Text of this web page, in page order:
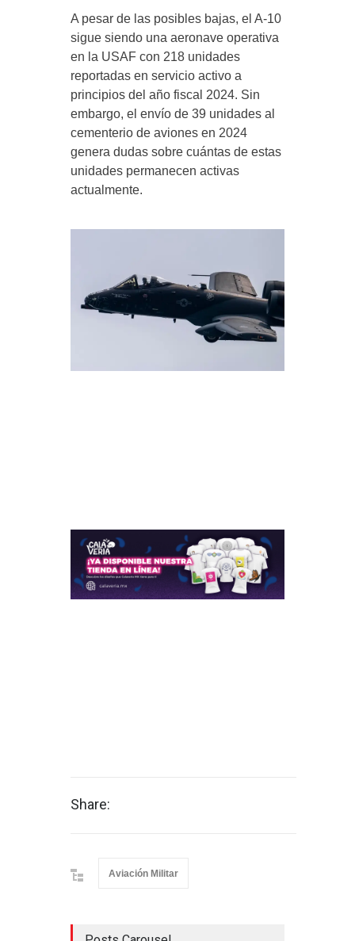
A pesar de las posibles bajas, el A-10
sigue siendo una aeronave operativa
en la USAF con 218 unidades
reportadas en servicio activo a
principios del año fiscal 2024. Sin
embargo, el envío de 39 unidades al
cementerio de aviones en 2024
genera dudas sobre cuántas de estas
unidades permanecen activas
actualmente.
Share:
Aviación Militar